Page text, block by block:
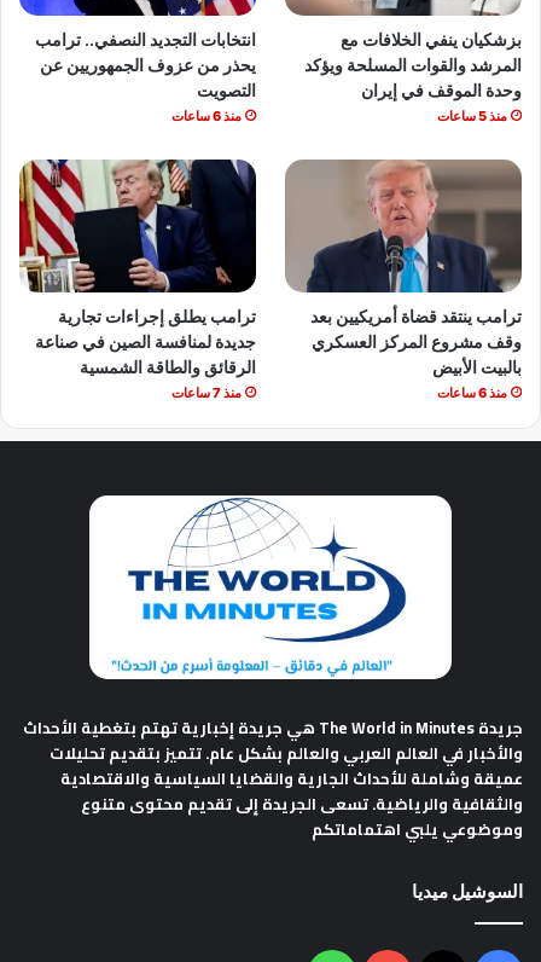
بزشكيان ينفي الخلافات مع
المرشد والقوات المسلحة ويؤكد
وحدة الموقف في إيران
منذ 5 ساعات
انتخابات التجديد النصفي.. ترامب
يحذر من عزوف الجمهوريين عن
التصويت
منذ 6 ساعات
ترامب ينتقد قضاة أمريكيين بعد
وقف مشروع المركز العسكري
بالبيت الأبيض
منذ 6 ساعات
ترامب يطلق إجراءات تجارية
جديدة لمنافسة الصين في صناعة
الرقائق والطاقة الشمسية
منذ 7 ساعات
جريدة The World in Minutes
هي جريدة إخبارية تهتم بتغطية الأحداث
والأخبار في العالم العربي والعالم بشكل عام. تتميز بتقديم تحليلات
عميقة وشاملة للأحداث الجارية والقضايا السياسية والاقتصادية
والثقافية والرياضية. تسعى الجريدة إلى تقديم محتوى متنوع
وموضوعي يلبي اهتماماتكم
السوشيل ميديا